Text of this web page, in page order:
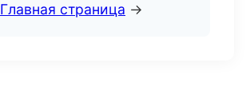
Главная страница →